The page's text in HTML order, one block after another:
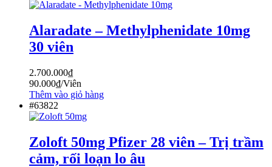
Alaradate – Methylphenidate 10mg
30 viên
2.700.000₫
90.000₫/Viên
Thêm vào giỏ hàng
#63822
Zoloft 50mg Pfizer 28 viên – Trị trầm
cảm, rối loạn lo âu